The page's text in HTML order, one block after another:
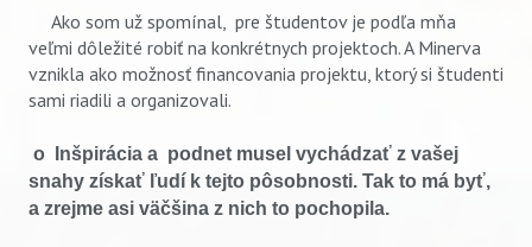
Ako som už spomínal, pre študentov je podľa mňa
veľmi dôležité robiť na konkrétnych projektoch. A Minerva
vznikla ako možnosť financovania projektu, ktorý si študenti
sami riadili a organizovali.
o Inšpirácia a podnet musel vychádzať z vašej
snahy získať ľudí k tejto pôsobnosti. Tak to má byť,
a zrejme asi väčšina z nich to pochopila.